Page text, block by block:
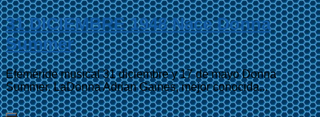
31 DICIEMBRE 1948 Nace Donna
Summer
Efeméride musical 31 diciembre y 17 de mayo Donna
Summer. LaDonna Adrian Gaines, mejor conocida...